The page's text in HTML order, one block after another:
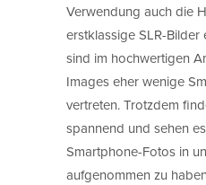
Verwendung auch die
erstklassige SLR-
sind im hochwertigen
Images eher wenige
vertreten. Trotzdem
spannend und sehen
Smartphone-Fotos in
aufgenommen zu